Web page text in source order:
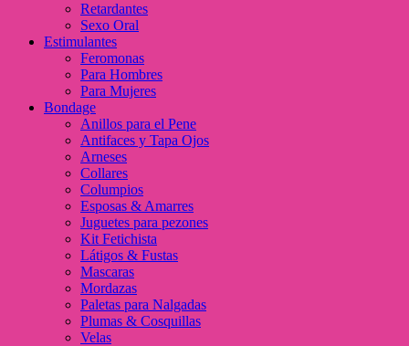
Retardantes
Sexo Oral
Estimulantes
Feromonas
Para Hombres
Para Mujeres
Bondage
Anillos para el Pene
Antifaces y Tapa Ojos
Arneses
Collares
Columpios
Esposas & Amarres
Juguetes para pezones
Kit Fetichista
Látigos & Fustas
Mascaras
Mordazas
Paletas para Nalgadas
Plumas & Cosquillas
Velas